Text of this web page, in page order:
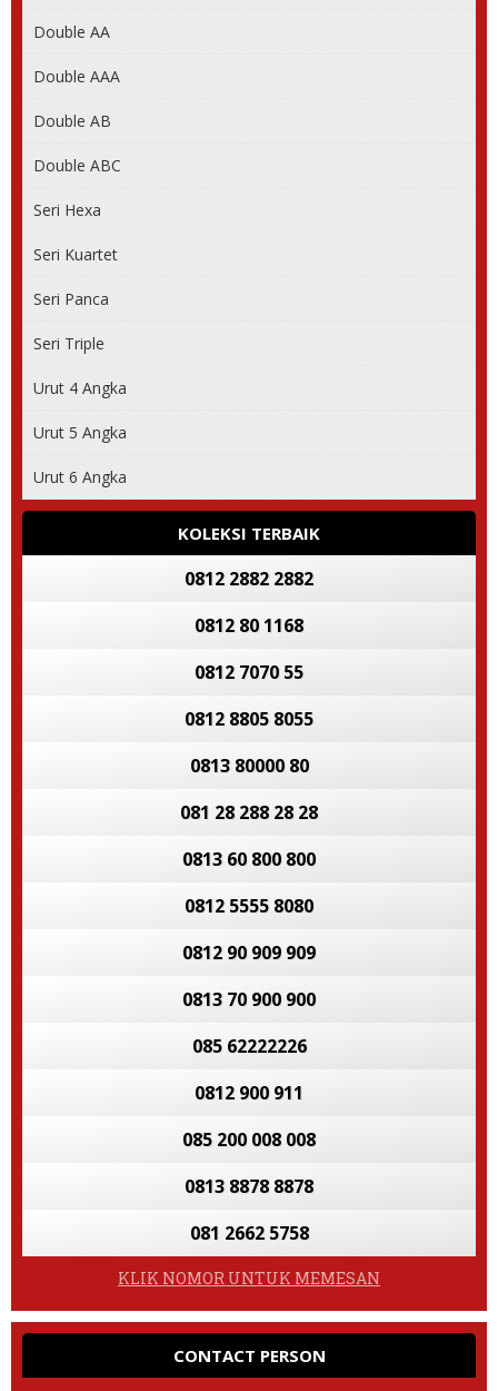
Double AA
Double AAA
Double AB
Double ABC
Seri Hexa
Seri Kuartet
Seri Panca
Seri Triple
Urut 4 Angka
Urut 5 Angka
Urut 6 Angka
KOLEKSI TERBAIK
0812 2882 2882
0812 80 1168
0812 7070 55
0812 8805 8055
0813 80000 80
081 28 288 28 28
0813 60 800 800
0812 5555 8080
0812 90 909 909
0813 70 900 900
085 62222226
0812 900 911
085 200 008 008
0813 8878 8878
081 2662 5758
KLIK NOMOR UNTUK MEMESAN
CONTACT PERSON